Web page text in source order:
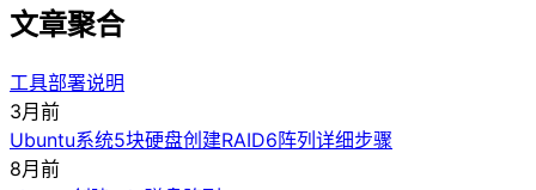
文章聚合
工具部署说明
3月前
Ubuntu系统5块硬盘创建RAID6阵列详细步骤
8月前